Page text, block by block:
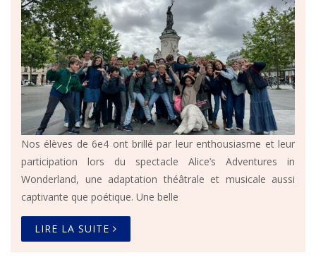
Nos élèves de 6e4 ont brillé par leur enthousiasme et leur
participation lors du spectacle Alice’s Adventures in
Wonderland, une adaptation théâtrale et musicale aussi
captivante que poétique. Une belle
LIRE LA SUITE